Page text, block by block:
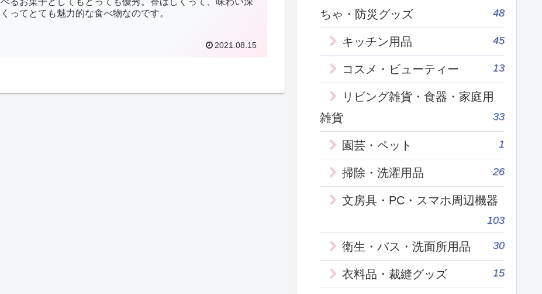
くってとても魅力的な食べ物なのです。
2021.08.15
ちゃ・防災グッズ
48
キッチン用品 45
コスメ・ビューティー 13
リビング雑貨・食器・家庭用
雑貨
33
園芸・ペット 1
掃除・洗濯用品 26
文房具・PC・スマホ周辺機器
103
衛生・バス・洗面所用品 30
衣料品・裁縫グッズ 15